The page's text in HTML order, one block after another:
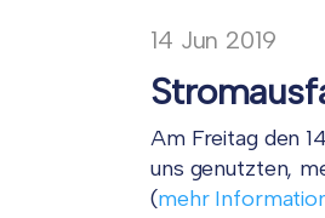
14 Jun 2019
Am Freitag den
uns genutzten,
(mehr